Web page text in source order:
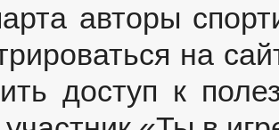
авторы
на
доступ к